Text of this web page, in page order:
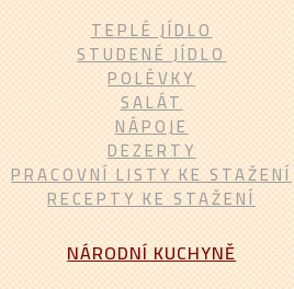
TEPLÉ JÍDLO
STUDENÉ JÍDLO
POLÉVKY
SALÁT
NÁPOJE
DEZERTY
PRACOVNÍ LISTY KE STAŽENÍ
RECEPTY KE STAŽENÍ
NÁRODNÍ KUCHYNĚ